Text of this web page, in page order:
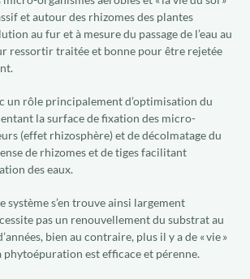
et autour des rhizomes des plantes
au fur et à mesure du passage de l’eau au
ressortir traitée et bonne pour être rejetée
un rôle principalement d’optimisation du
la surface de fixation des micro-
(effet rhizosphère) et de décolmatage du
de rhizomes et de tiges facilitant
des eaux.
système s’en trouve ainsi largement
pas un renouvellement du substrat au
bien au contraire, plus il y a de « vie »
phytoépuration est efficace et pérenne.